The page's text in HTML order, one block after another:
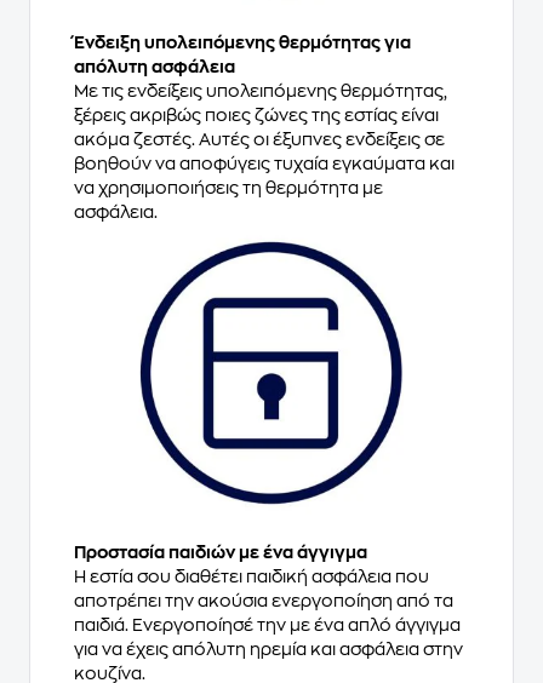
Ένδειξη υπολειπόμενης θερμότητας για
απόλυτη ασφάλεια
Με τις ενδείξεις υπολειπόμενης θερμότητας,
ξέρεις ακριβώς ποιες ζώνες της εστίας είναι
ακόμα ζεστές. Αυτές οι έξυπνες ενδείξεις σε
βοηθούν να αποφύγεις τυχαία εγκαύματα και
να χρησιμοποιήσεις τη θερμότητα με
ασφάλεια.
Προστασία παιδιών με ένα άγγιγμα
Η εστία σου διαθέτει παιδική ασφάλεια που
αποτρέπει την ακούσια ενεργοποίηση από τα
παιδιά. Ενεργοποίησέ την με ένα απλό άγγιγμα
για να έχεις απόλυτη ηρεμία και ασφάλεια στην
κουζίνα.